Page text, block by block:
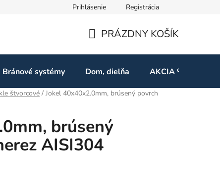
Odstúpenie od zmluvy
Prihlásenie Registrácia
KOŠÍK
PRÁZDNY KOŠÍK
Bránové systémy Dom, dielňa AKCIA %
štvorcové / Jokel 40x40x2.0mm, brúsený povrch
brúsený
AISI304